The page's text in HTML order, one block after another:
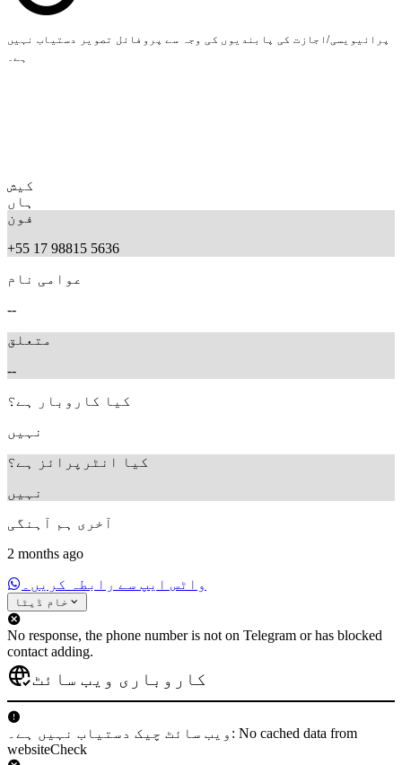
پرائیویسی/اجازت کی پابندیوں کی وجہ سے پروفائل تصویر دستیاب نہیں
ہے۔
کیش
ہاں
فون
+55 17 98815 5636
عوامی نام
--
متعلق
--
کیا کاروبار ہے؟
نہیں
کیا انٹرپرائز ہے؟
نہیں
آخری ہم آہنگی
2 months ago
واٹس ایپ سے رابطہ کریں۔
خام ڈیٹا
No response, the phone number is not on Telegram or has blocked
contact adding.
کاروباری ویب سائٹ
ویب سائٹ چیک دستیاب نہیں ہے۔: No cached data from
websiteCheck